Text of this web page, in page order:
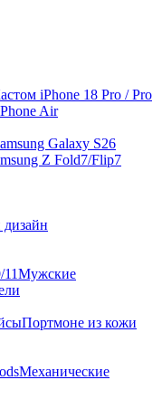
iPhone 18 Pro / Pro
Air
Galaxy S26
Z Fold7/Flip7
Мужские
Портмоне из кожи
Механические